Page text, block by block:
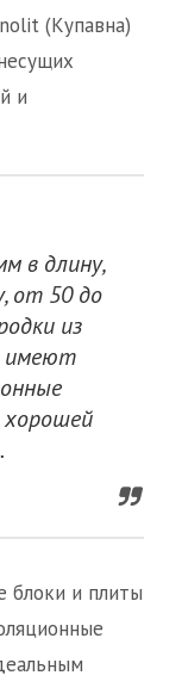
(Купавна)
и
в длину,
от 50 до
из
имеют
блоки и плиты